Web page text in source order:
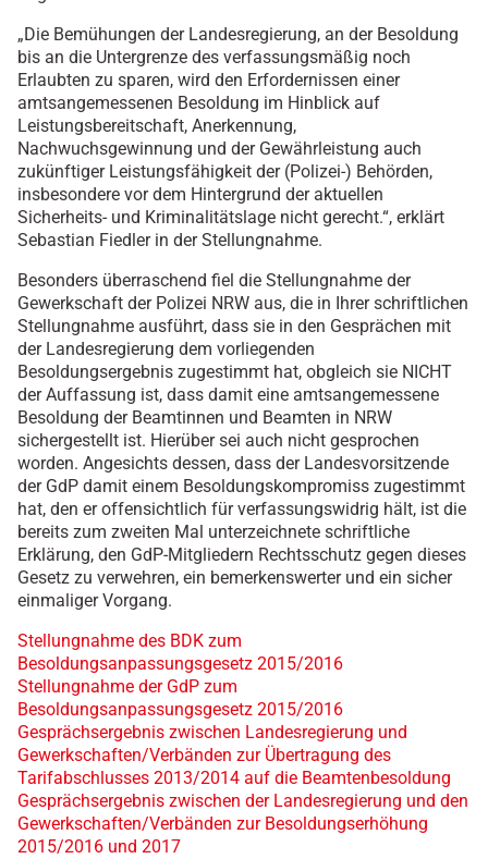
„Die Bemühungen der Landesregierung, an der Besoldung
bis an die Untergrenze des verfassungsmäßig noch
Erlaubten zu sparen, wird den Erfordernissen einer
amtsangemessenen Besoldung im Hinblick auf
Leistungsbereitschaft, Anerkennung,
Nachwuchsgewinnung und der Gewährleistung auch
zukünftiger Leistungsfähigkeit der (Polizei-) Behörden,
insbesondere vor dem Hintergrund der aktuellen
Sicherheits- und Kriminalitätslage nicht gerecht.“, erklärt
Sebastian Fiedler in der Stellungnahme.
Besonders überraschend fiel die Stellungnahme der
Gewerkschaft der Polizei NRW aus, die in Ihrer schriftlichen
Stellungnahme ausführt, dass sie in den Gesprächen mit
der Landesregierung dem vorliegenden
Besoldungsergebnis zugestimmt hat, obgleich sie NICHT
der Auffassung ist, dass damit eine amtsangemessene
Besoldung der Beamtinnen und Beamten in NRW
sichergestellt ist. Hierüber sei auch nicht gesprochen
worden. Angesichts dessen, dass der Landesvorsitzende
der GdP damit einem Besoldungskompromiss zugestimmt
hat, den er offensichtlich für verfassungswidrig hält, ist die
bereits zum zweiten Mal unterzeichnete schriftliche
Erklärung, den GdP-Mitgliedern Rechtsschutz gegen dieses
Gesetz zu verwehren, ein bemerkenswerter und ein sicher
einmaliger Vorgang.
Stellungnahme des BDK zum
Besoldungsanpassungsgesetz 2015/2016
Stellungnahme der GdP zum
Besoldungsanpassungsgesetz 2015/2016
Gesprächsergebnis zwischen Landesregierung und
Gewerkschaften/Verbänden zur Übertragung des
Tarifabschlusses 2013/2014 auf die Beamtenbesoldung
Gesprächsergebnis zwischen der Landesregierung und den
Gewerkschaften/Verbänden zur Besoldungserhöhung
2015/2016 und 2017